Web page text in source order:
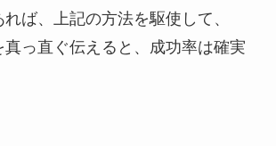
ば、上記の方法を駆使して、
真っ直ぐ伝えると、成功率は確実